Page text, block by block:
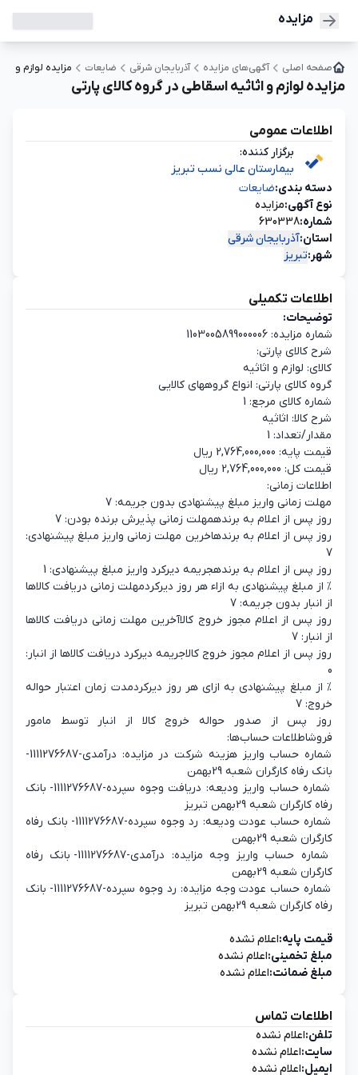
مزایده
صفحه اصلی آگهی‌های مزایده آذربایجان شرقی ضایعات مزایده لوازم و
مزایده لوازم و اثاثیه اسقاطی در گروه کالای پارتی
اطلاعات عمومی
برگزار کننده:
بیمارستان عالی نسب تبریز
دسته‌ بندی:ضایعات
نوع آگهی:مزایده
شماره:630338
استان:آذربایجان شرقی
شهر:تبریز
اطلاعات تکمیلی
توضیحات:
شماره مزایده: 1103005899000006
شرح کالای پارتی:
کالای: لوازم و اثاثیه
گروه کالای پارتی: انواع گروههای کالایی
شماره کالای مرجع: 1
شرح کالا: اثاثیه
مقدار/تعداد: 1
قیمت پایه: 2,764,000,000 ریال
قیمت کل: 2,764,000,000 ریال
اطلاعات زمانی:
مهلت زمانی واریز مبلغ پیشنهادی بدون جریمه: 7
روز پس از اعلام به برندهمهلت زمانی پذیرش برنده بودن: 7
روز پس از اعلام به برندهاخرين مهلت زمانی واريز مبلغ پيشنهادی:
7
روز پس از اعلام به برندهجريمه ديرکرد واريز مبلغ پيشنهادی: 1
% از مبلغ پیشنهادی به ازاء هر روز دیرکردمهلت زماني دريافت کالاها
از انبار بدون جريمه: 7
روز پس از اعلام مجوز خروج کالاآخرين مهلت زماني دريافت کالاها
از انبار: 7
روز پس از اعلام مجوز خروج کالاجریمه دیرکرد دریافت کالاها از انبار:
0
% از مبلغ پیشنهادی به ازای هر روز دیرکردمدت زمان اعتبار حواله
خروج: 7
روز پس از صدور حواله خروج کالا از انبار توسط مامور
فروشاطلاعات حساب‌ها:
شماره حساب واریز هزینه شرکت در مزایده: درآمدی-1111276687-
بانک رفاه کارگران شعبه 29بهمن
شماره حساب واریز ودیعه: دریافت وجوه سپرده-1111276687- بانک
رفاه کارگران شعبه 29بهمن تبریز
شماره حساب عودت ودیعه: رد وجوه سپرده-1111276687- بانک رفاه
کارگران شعبه 29بهمن
شماره حساب واریز وجه مزایده: درآمدی-1111276687- بانک رفاه
کارگران شعبه 29بهمن
شماره حساب عودت وجه مزایده: رد وجوه سپرده-1111276687- بانک
رفاه کارگران شعبه 29بهمن تبریز
قیمت پایه:اعلام نشده
مبلغ تخمینی:اعلام نشده
مبلغ ضمانت:اعلام نشده
اطلاعات تماس
تلفن:اعلام نشده
سایت:اعلام نشده
ایمیل:اعلام نشده